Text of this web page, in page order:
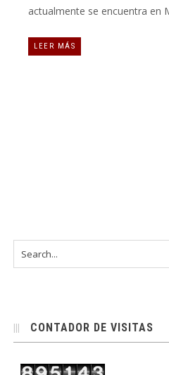
actualmente se encuentra en
LEER MÁS
CONTADOR DE VISITAS